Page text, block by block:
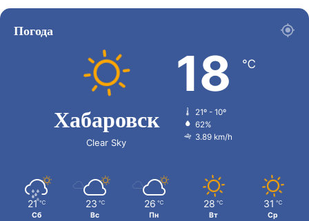
Погода
Хабаровск
Clear Sky
18 ℃
21º - 10º
62%
3.89 km/h
21 ℃
Сб
23 ℃
Вс
26 ℃
Пн
28 ℃
Вт
31 ℃
Ср